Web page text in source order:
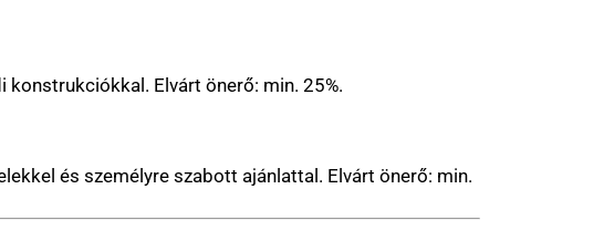
Elvárt önerő: min. 25%.
és személyre szabott ajánlattal. Elvárt önerő: min.